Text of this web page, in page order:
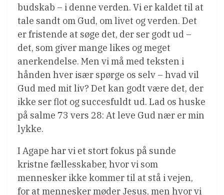
budskab – i denne verden. Vi er kaldet til at
tale sandt om Gud, om livet og verden. Det
er fristende at søge det, der ser godt ud –
det, som giver mange likes og meget
anerkendelse. Men vi må med teksten i
hånden hver især spørge os selv – hvad vil
Gud med mit liv? Det kan godt være det, der
ikke ser flot og succesfuldt ud. Lad os huske
på salme 73 vers 28: At leve Gud nær er min
lykke.
I Agape har vi et stort fokus på sunde
kristne fællesskaber, hvor vi som
mennesker ikke kommer til at stå i vejen,
for at mennesker møder Jesus, men hvor vi